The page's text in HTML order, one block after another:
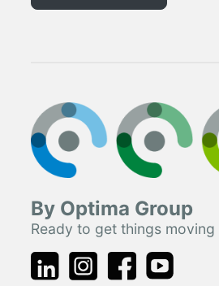
By Optima Group
Ready to get things moving